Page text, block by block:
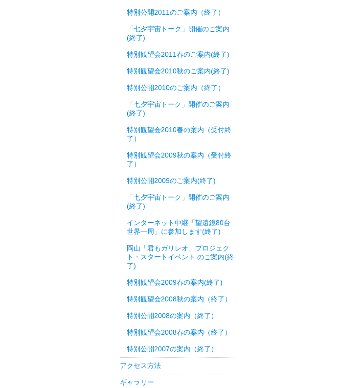
特別公開2011のご案内（終了）
「七夕宇宙トーク」開催のご案内
(終了)
特別観望会2011春のご案内(終了)
特別観望会2010秋のご案内(終了)
特別公開2010のご案内（終了）
「七夕宇宙トーク」開催のご案内
(終了)
特別観望会2010春の案内（受付終
了）
特別観望会2009秋の案内（受付終
了）
特別公開2009のご案内(終了)
「七夕宇宙トーク」開催のご案内
(終了)
インターネット中継「望遠鏡80台
世界一周」に参加します(終了)
岡山「君もガリレオ」プロジェク
ト・スタートイベント のご案内(終
了)
特別観望会2009春の案内(終了)
特別観望会2008秋の案内（終了）
特別公開2008の案内（終了）
特別観望会2008春の案内（終了）
特別公開2007の案内（終了）
アクセス方法
ギャラリー